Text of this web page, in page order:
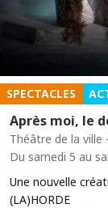
SPECTACLES
Après moi, le
Théâtre de la ville
Du samedi 5 au
Une nouvelle
(LA)HORDE